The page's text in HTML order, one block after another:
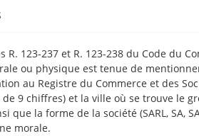
R. 123-237 et R. 123-238 du Code du
ou physique est tenue de
au Registre du Commerce et des
de 9 chiffres) et la ville où se trouve le
que la forme de la société (SARL, SA,
morale.